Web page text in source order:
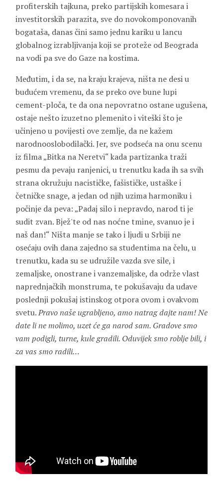
profiterskih tajkuna, preko partijskih komesara i
investitorskih parazita, sve do novokomponovanih
bogataša, danas čini samo jednu kariku u lancu
globalnog izrabljivanja koji se proteže od Beograda
na vodi pa sve do Gaze na kostima.
Međutim, i da se, na kraju krajeva, ništa ne desi u
budućem vremenu, da se preko ove bune lupi
cement-ploča, te da ona nepovratno ostane ugušena,
ostaje nešto izuzetno plemenito i viteški što je
učinjeno u povijesti ove zemlje, da ne kažem
narodnooslobodilački. Jer, sve podseća na onu scenu
iz filma „Bitka na Neretvi“ kada partizanka traži
pesmu da pevaju ranjenici, u trenutku kada ih sa svih
strana okružuju nacističke, fašističke, ustaške i
četničke snage, a jedan od njih uzima harmoniku i
počinje da peva: „Padaj silo i nepravdo, narod ti je
sudit zvan. Bjež'te od nas noćne tmine, svanuo je i
naš dan!“ Ništa manje se tako i ljudi u Srbiji ne
osećaju ovih dana zajedno sa studentima na čelu, u
trenutku, kada su se udružile vazda sve sile, i
zemaljske, onostrane i vanzemaljske, da održe vlast
naprednjačkih monstruma, te pokušavaju da udave
poslednji pokušaj istinskog otpora ovom i ovakvom
svetu.Pravo naše ugrabljeno, amo natrag dajte nam! Ne
date li ne molimo, uzet će ga narod sam. Gradove smo
vam podigli, turne, kule gradili. Oduvijek smo roblje bili, i
za vas smo radili…